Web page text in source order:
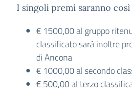
I singoli premi saranno
€ 1500,00 al gruppo
classificato sarà inoltre
di Ancona
€ 1000,00 al secondo
€ 500,00 al terzo